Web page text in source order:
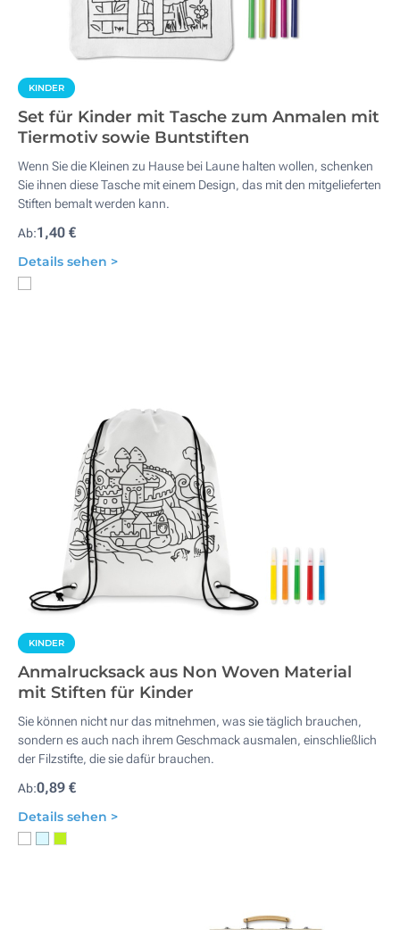
KINDER
Set für Kinder mit Tasche zum Anmalen mit
Tiermotiv sowie Buntstiften
Wenn Sie die Kleinen zu Hause bei Laune halten wollen, schenken
Sie ihnen diese Tasche mit einem Design, das mit den mitgelieferten
Stiften bemalt werden kann.
Ab:1,40 €
Details sehen >
KINDER
Anmalrucksack aus Non Woven Material
mit Stiften für Kinder
Sie können nicht nur das mitnehmen, was sie täglich brauchen,
sondern es auch nach ihrem Geschmack ausmalen, einschließlich
der Filzstifte, die sie dafür brauchen.
Ab:0,89 €
Details sehen >